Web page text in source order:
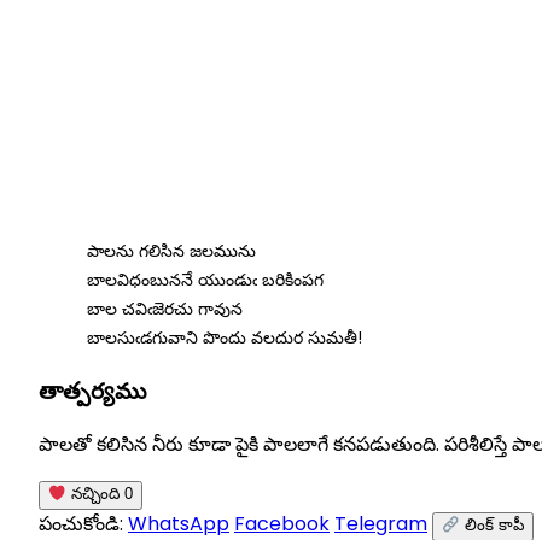
పాలను గలిసిన జలమును
బాలవిధంబుననే యుండుఁ బరికింపగ
బాల చవిఁజెరచు గావున
బాలసుఁడగువాని పొందు వలదుర సుమతీ!
తాత్పర్యము
పాలతో కలిసిన నీరు కూడా పైకి పాలలాగే కనపడుతుంది. పరిశీలిస్తే
నచ్చింది 0
పంచుకోండి: WhatsApp Facebook Telegram లింక్ కాపీ